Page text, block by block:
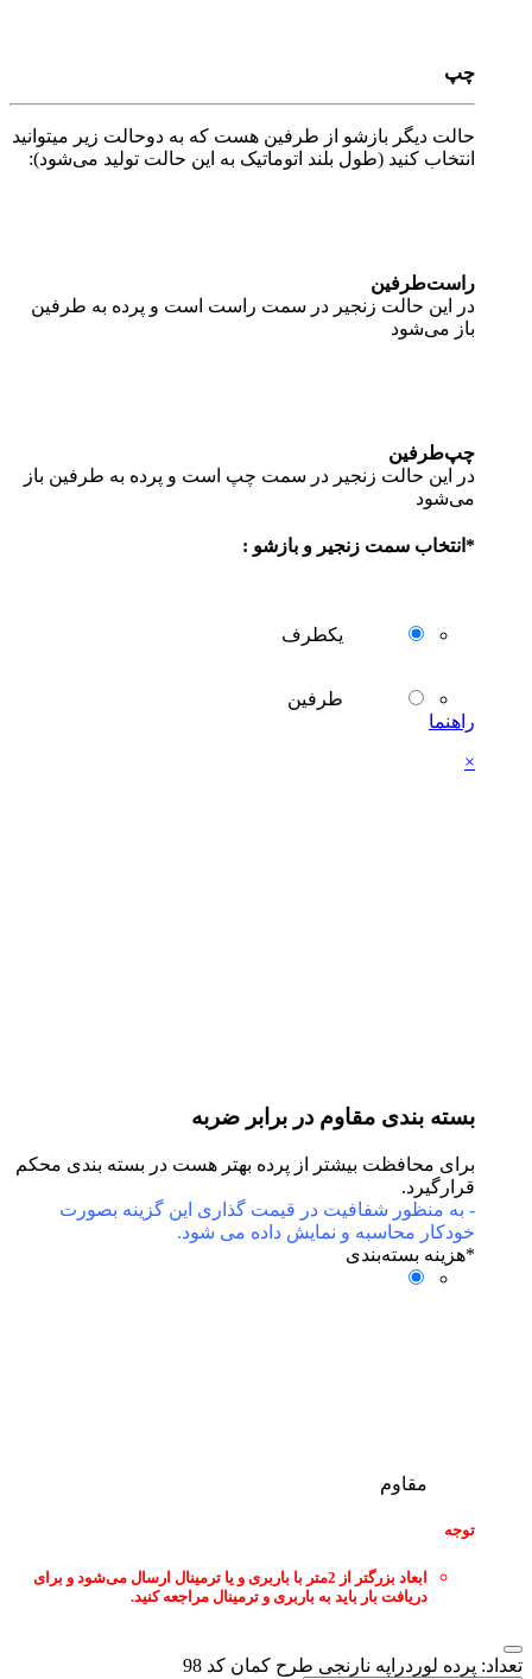
چپ
حالت دیگر بازشو از طرفین هست که به دوحالت زیر میتوانید
انتخاب کنید (طول بلند اتوماتیک به این حالت تولید می‌شود):
راست‌طرفین
در این حالت زنجیر در سمت راست است و پرده به طرفین
باز می‌شود
چپ‌طرفین
در این حالت زنجیر در سمت چپ است و پرده به طرفین باز
می‌شود
انتخاب سمت زنجیر و بازشو :
یکطرف
طرفین
راهنما
بسته بندی مقاوم در برابر ضربه
برای محافظت بیشتر از پرده بهتر هست در بسته بندی محکم
قرارگیرد.
- به منظور شفافیت در قیمت گذاری این گزینه بصورت
خودکار محاسبه و نمایش داده می شود.
هزینه بسته‌بندی
مقاوم
توجه
ابعاد بزرگتر از 2متر با باربری و یا ترمینال ارسال می‌شود و برای
دریافت بار باید به باربری و ترمینال مراجعه کنید.
پرده لوردراپه نارنجی طرح کمان کد 98